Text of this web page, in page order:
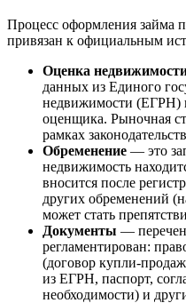
Процесс оформления займа
привязан к официальным
Оценка
данных из Единого
недвижимости (ЕГРН)
оценщика. Рыночная
рамках
Обременение — это
недвижимость
вносится после
других обременений
может стать
Документы —
регламентирован:
(договор купли-
из ЕГРН, паспорт,
необходимости) и